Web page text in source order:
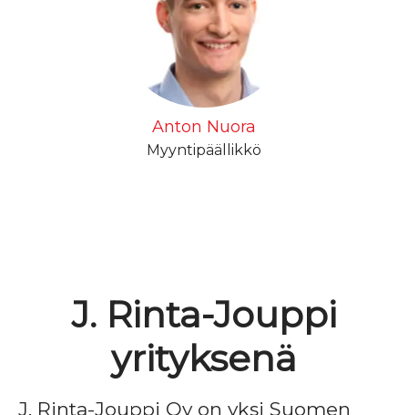
Anton Nuora
Myyntipäällikkö
J. Rinta-Jouppi
yrityksenä
J. Rinta-Jouppi Oy on yksi Suomen